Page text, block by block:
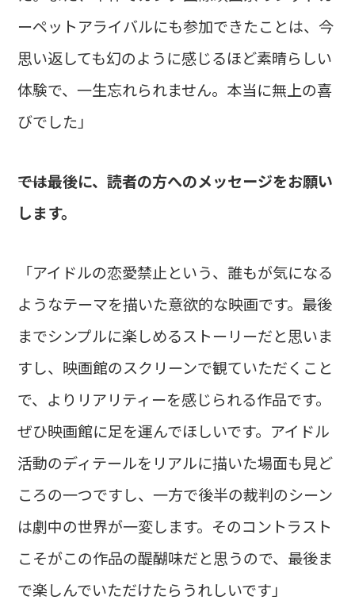
ーペットアライバルにも参加できたことは、今
思い返しても幻のように感じるほど素晴らしい
体験で、一生忘れられません。本当に無上の喜
びでした」
――では最後に、読者の方へのメッセージをお願い
します。
「アイドルの恋愛禁止という、誰もが気になる
ようなテーマを描いた意欲的な映画です。最後
までシンプルに楽しめるストーリーだと思いま
すし、映画館のスクリーンで観ていただくこと
で、よりリアリティーを感じられる作品です。
ぜひ映画館に足を運んでほしいです。アイドル
活動のディテールをリアルに描いた場面も見ど
ころの一つですし、一方で後半の裁判のシーン
は劇中の世界が一変します。そのコントラスト
こそがこの作品の醍醐味だと思うので、最後ま
で楽しんでいただけたらうれしいです」